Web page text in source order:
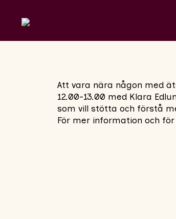
Att vara nära någon med
12.00-13.00 med Klara
som vill stötta och förstå
För mer information och